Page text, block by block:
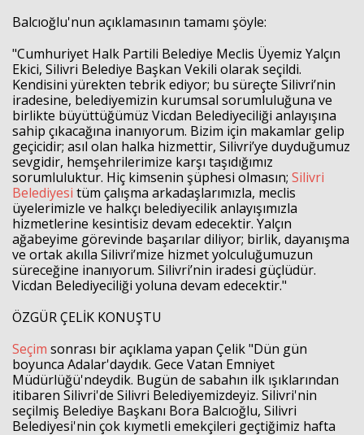
Balcıoğlu'nun açıklamasının tamamı şöyle:
"Cumhuriyet Halk Partili Belediye Meclis Üyemiz Yalçın
Ekici, Silivri Belediye Başkan Vekili olarak seçildi.
Kendisini yürekten tebrik ediyor; bu süreçte Silivri’nin
iradesine, belediyemizin kurumsal sorumluluğuna ve
birlikte büyüttüğümüz Vicdan Belediyeciliği anlayışına
sahip çıkacağına inanıyorum. Bizim için makamlar gelip
geçicidir; asıl olan halka hizmettir, Silivri’ye duyduğumuz
sevgidir, hemşehrilerimize karşı taşıdığımız
sorumluluktur. Hiç kimsenin şüphesi olmasın; Silivri
Belediyesi tüm çalışma arkadaşlarımızla, meclis
üyelerimizle ve halkçı belediyecilik anlayışımızla
hizmetlerine kesintisiz devam edecektir. Yalçın
ağabeyime görevinde başarılar diliyor; birlik, dayanışma
ve ortak akılla Silivri’mize hizmet yolculuğumuzun
süreceğine inanıyorum. Silivri’nin iradesi güçlüdür.
Vicdan Belediyeciliği yoluna devam edecektir."
ÖZGÜR ÇELİK KONUŞTU
Seçim sonrası bir açıklama yapan Çelik "Dün gün
boyunca Adalar'daydık. Gece Vatan Emniyet
Müdürlüğü'ndeydik. Bugün de sabahın ilk ışıklarından
itibaren Silivri'de Silivri Belediyemizdeyiz. Silivri'nin
seçilmiş Belediye Başkanı Bora Balcıoğlu, Silivri
Belediyesi'nin çok kıymetli emekçileri geçtiğimiz hafta